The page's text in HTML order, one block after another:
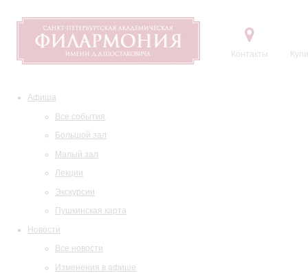
Контакты
Афиша
Все события
Большой зал
Малый зал
Лекции
Экскурсии
Пушкинская карта
Новости
Все новости
Изменения в афише